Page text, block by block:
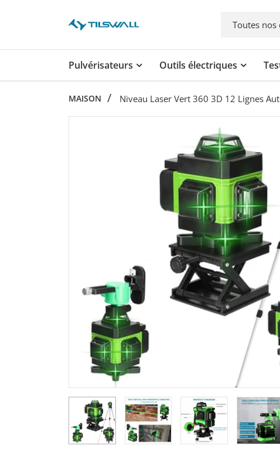
Toutes nos
Pulvérisateurs Outils électriques
MAISON Niveau Laser Vert 360 3D 12 Lignes